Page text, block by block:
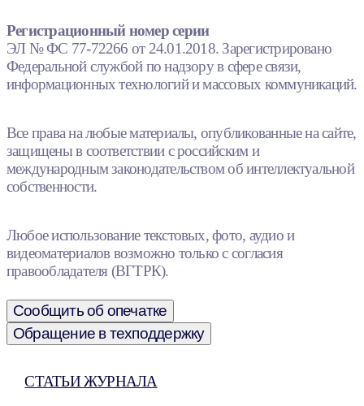
Регистрационный номер серии
ЭЛ № ФС 77-72266 от 24.01.2018. Зарегистрировано
Федеральной службой по надзору в сфере связи,
информационных технологий и массовых коммуникаций.
Все права на любые материалы, опубликованные на сайте,
защищены в соответствии с российским и
международным законодательством об интеллектуальной
собственности.
Любое использование текстовых, фото, аудио и
видеоматериалов возможно только с согласия
правообладателя (ВГТРК).
Сообщить об опечатке
Обращение в техподдержку
СТАТЬИ ЖУРНАЛА